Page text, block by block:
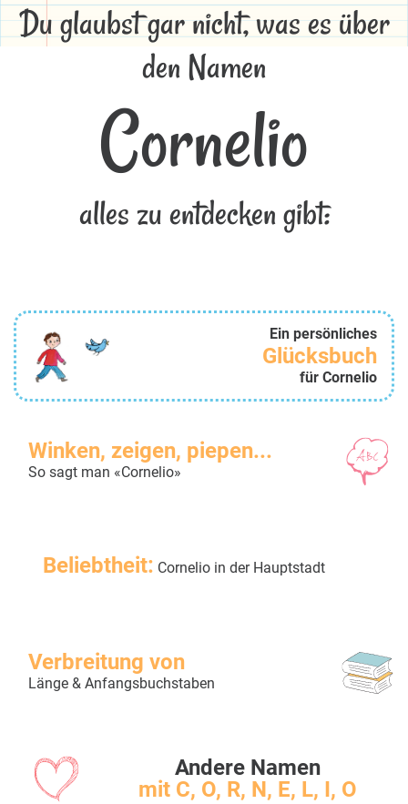
Du glaubst gar nicht, was es über
den Namen
Cornelio
alles zu entdecken gibt:
Ein persönliches
Glücksbuch
für Cornelio
Winken, zeigen, piepen...
So sagt man «Cornelio»
Beliebtheit: Cornelio in der Hauptstadt
Verbreitung von
Länge & Anfangsbuchstaben
Andere Namen
mit C, O, R, N, E, L, I, O